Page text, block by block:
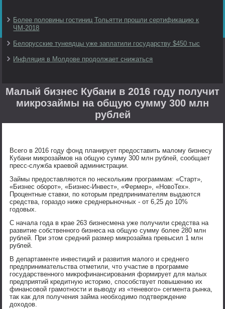
Более половины гостиниц Тольятти прошли сертификацию к
ЧМ-2018
Белорусские тунеядцы уже заплатили государству $450 тыс
Инфляция в Молдове продолжает снижаться
Малый бизнес Кубани в 2016 году получит
микрозаймы на общую сумму 300 млн
рублей
Всего в 2016 году фонд планирует предоставить малому бизнесу
Кубани микрозаймов на общую сумму 300 млн рублей, сообщает
пресс-служба краевой администрации.
Займы предоставляются по нескольким программам: «Старт»,
«Бизнес оборот», «Бизнес-Инвест», «Фермер», «НовоТех».
Процентные ставки, по которым предпринимателям выдаются
средства, гораздо ниже среднерыночных - от 6,25 до 10%
годовых.
С начала года в крае 263 бизнесмена уже получили средства на
развитие собственного бизнеса на общую сумму более 280 млн
рублей. При этом средний размер микрозайма превысил 1 млн
рублей.
В департаменте инвестиций и развития малого и среднего
предпринимательства отметили, что участие в программе
государственного микрофинансирования формирует для малых
предприятий кредитную историю, способствует повышению их
финансовой грамотности и выводу из «теневого» сегмента рынка,
так как для получения займа необходимо подтверждение
доходов.